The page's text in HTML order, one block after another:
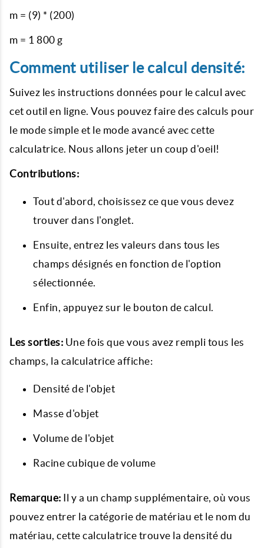
m = (9) * (200)
m = 1 800 g
Comment utiliser le calcul densité:
Suivez les instructions données pour le calcul avec
cet outil en ligne. Vous pouvez faire des calculs pour
le mode simple et le mode avancé avec cette
calculatrice. Nous allons jeter un coup d'oeil!
Contributions:
Tout d'abord, choisissez ce que vous devez
trouver dans l'onglet.
Ensuite, entrez les valeurs dans tous les
champs désignés en fonction de l'option
sélectionnée.
Enfin, appuyez sur le bouton de calcul.
Les sorties: Une fois que vous avez rempli tous les
champs, la calculatrice affiche:
Densité de l'objet
Masse d'objet
Volume de l'objet
Racine cubique de volume
Remarque: Il y a un champ supplémentaire, où vous
pouvez entrer la catégorie de matériau et le nom du
matériau, cette calculatrice trouve la densité du